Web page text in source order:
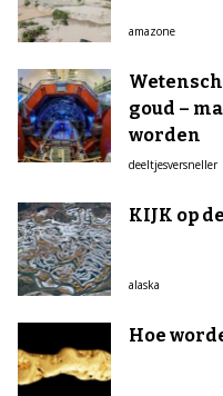
amazone
goud –
worden
deeltjesversneller
KIJK op
alaska
Hoe